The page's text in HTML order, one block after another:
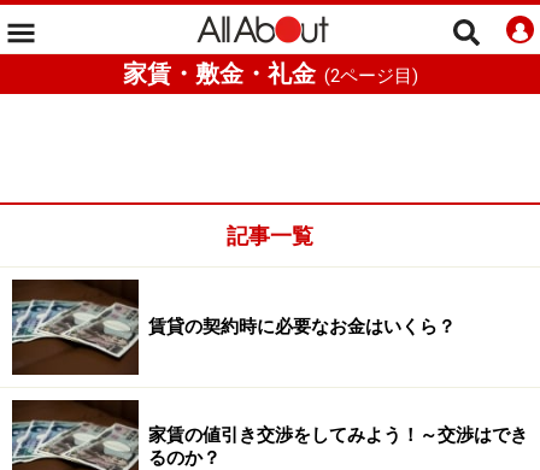
家賃・敷金・礼金 (2ページ目)
記事一覧
賃貸の契約時に必要なお金はいくら？
家賃の値引き交渉をしてみよう！～交渉はでき
るのか？